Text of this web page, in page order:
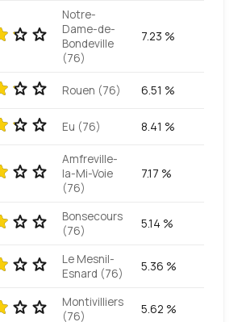
Notre-
Dame-de-
Bondeville
(76)
7.23 %
Rouen (76) 6.51 %
Eu (76) 8.41 %
Amfreville-
la-Mi-Voie
(76)
7.17 %
Bonsecours
(76)
5.14 %
Le Mesnil-
Esnard (76)
5.36 %
Montivilliers
(76)
5.62 %